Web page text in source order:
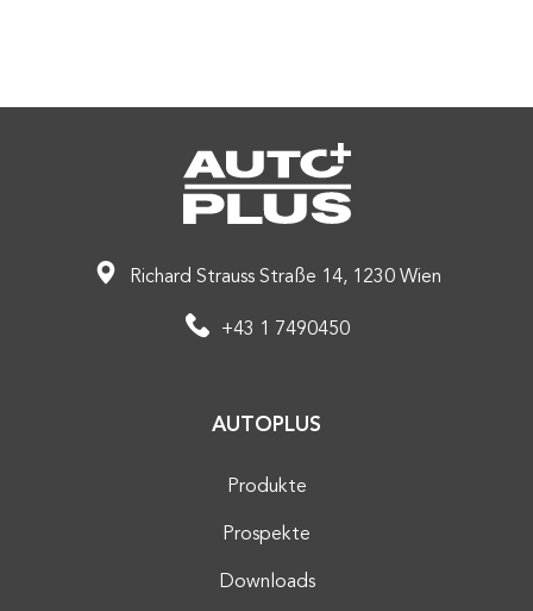
Richard Strauss Straße 14, 1230 Wien
+43 1 7490450
AUTOPLUS
Produkte
Prospekte
Downloads